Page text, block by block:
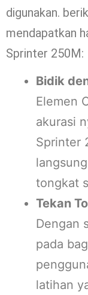
digunakan.
mendapatkan
Sprinter 250M:
Bidik
Elemen
akurasi
Sprinter
tongkat
Tekan
Dengan
pada
latihan